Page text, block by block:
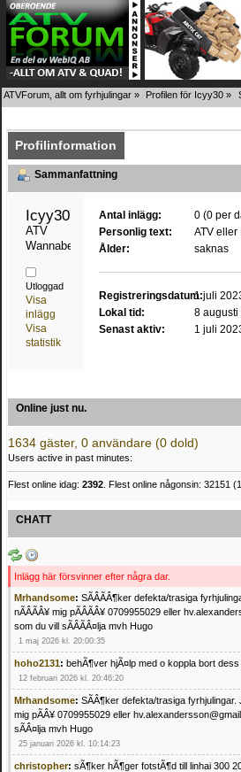
ATVForum, allt om fyrhjulingar » Profilen för Icyy30 »
Profilinformation
Sammanfattning
ATV
Wannabe
Utloggad
Visa
inlägg
Visa
statistik
Antal inlägg:
0 (0 per
Personlig text:
ATV
Ålder:
saknas
Registreringsdatum:1 juli
Lokal tid:
8 augusti
Senast aktiv:
1 juli
Online just nu.
1634 gäster, 0 användare (0 dold)
Users active in past minutes:
Flest online idag: 2392 . Flest online någonsin: 32151
CHATT
Inlägg här försvinner efter några dar.
Mrhandsome: SÃÂÃÂ¶ker defekta/trasiga
nÃÂÃÂ¥ mig pÃÂÃÂ¥ 0709955029 eller
som du vill sÃÂÃÂ¤lja mvh Hugo
1 maj 2026 kl. 20:00:35
hoho2131: behÃ¶ver hjÃ¤lp med o koppla bort dess
12 februari 2026 kl. 20:46:20
Mrhandsome: SÃÂ¶ker defekta/trasiga
mig pÃÂ¥ 0709955029 eller
sÃÂ¤lja mvh Hugo
25 januari 2026 kl. 10:14:23
christopher: sÃ¶ker hÃ¶ger fotstÃ¶d till linhai 300